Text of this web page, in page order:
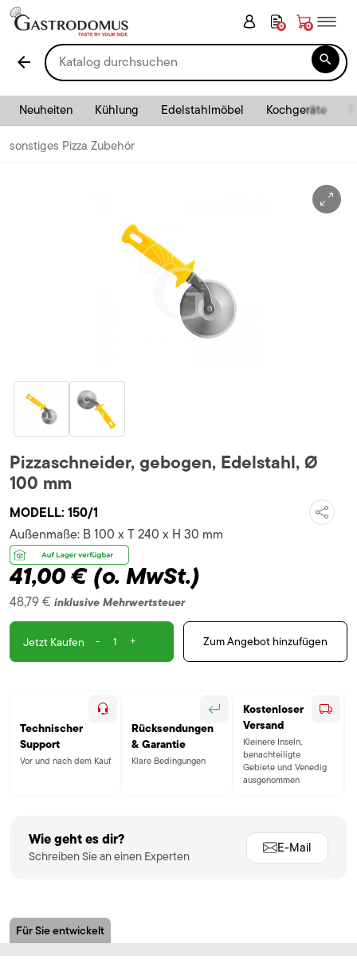
0 0
arrow_back 
Neuheiten Kühlung Edelstahlmöbel Kochgeräte
sonstiges Pizza Zubehör
Pizzaschneider, gebogen, Edelstahl, Ø
100 mm
MODELL: 150/1
Außenmaße: B 100 x T 240 x H 30 mm
41,00 €(o. MwSt.)
48,79 € inklusive Mehrwertsteuer
Jetzt Kaufen - + Zum Angebot hinzufügen
Technischer
Support
Vor und nach dem Kauf
Rücksendungen
& Garantie
Klare Bedingungen
Kostenloser
Versand
Kleinere Inseln,
benachteiligte
Gebiete und Venedig
ausgenommen
Wie geht es dir?
Schreiben Sie an einen Experten
E-Mail
Für Sie entwickelt